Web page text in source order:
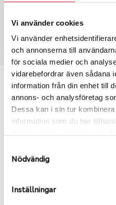
Vi använder cookies
Vi använder
och annonserna till
för sociala medier och
vidarebefordrar även sådana
information från din enhet till
annons- och analysföretag
Dessa kan i sin tur
information som du har
Nödvändig
Inställningar
Däcktyp
1404
Passar detta däck
Ange
du valt passar din
dimensioner. Ibland kan
årens lopp och inte vara